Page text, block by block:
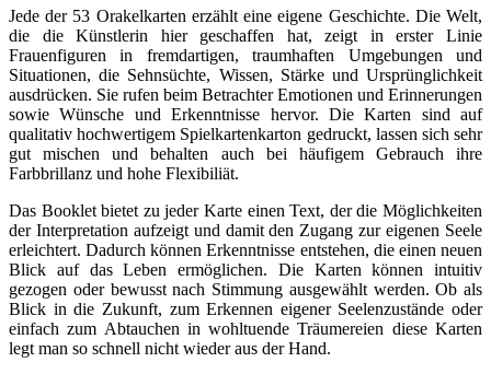
Jede der 53 Orakelkarten erzählt eine eigene Geschichte. Die Welt,
die die Künstlerin hier geschaffen hat, zeigt in erster Linie
Frauenfiguren in fremdartigen, traumhaften Umgebungen und
Situationen, die Sehnsüchte, Wissen, Stärke und Ursprünglichkeit
ausdrücken. Sie rufen beim Betrachter Emotionen und Erinnerungen
sowie Wünsche und Erkenntnisse hervor. Die Karten sind auf
qualitativ hochwertigem Spielkartenkarton gedruckt, lassen sich sehr
gut mischen und behalten auch bei häufigem Gebrauch ihre
Farbbrillanz und hohe Flexibiliät.
Das Booklet bietet zu jeder Karte einen Text, der die Möglichkeiten
der Interpretation aufzeigt und damit den Zugang zur eigenen Seele
erleichtert. Dadurch können Erkenntnisse entstehen, die einen neuen
Blick auf das Leben ermöglichen. Die Karten können intuitiv
gezogen oder bewusst nach Stimmung ausgewählt werden. Ob als
Blick in die Zukunft, zum Erkennen eigener Seelenzustände oder
einfach zum Abtauchen in wohltuende Träumereien diese Karten
legt man so schnell nicht wieder aus der Hand.